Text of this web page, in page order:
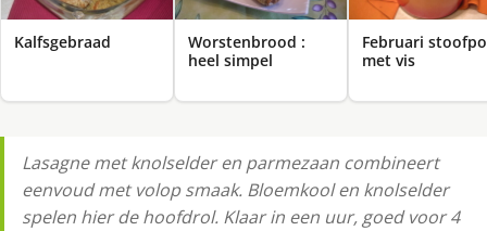
Kalfsgebraad
Worstenbrood :
heel simpel
Februari
met vis
Lasagne met knolselder en parmezaan combineert
eenvoud met volop smaak. Bloemkool en knolselder
spelen hier de hoofdrol. Klaar in een uur, goed voor 4